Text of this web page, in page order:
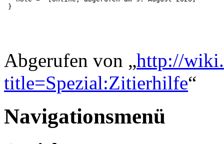
Abgerufen von „http://
title=Spezial:Zitierhilfe“
Navigationsmenü